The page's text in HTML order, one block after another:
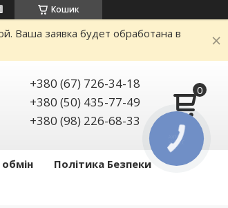
Кошик
Ваша заявка будет обработана в
+380 (67) 726-34-18
+380 (50) 435-77-49
+380 (98) 226-68-33
Політика Безпеки
КНОПКА
ЗВ'ЯЗКУ